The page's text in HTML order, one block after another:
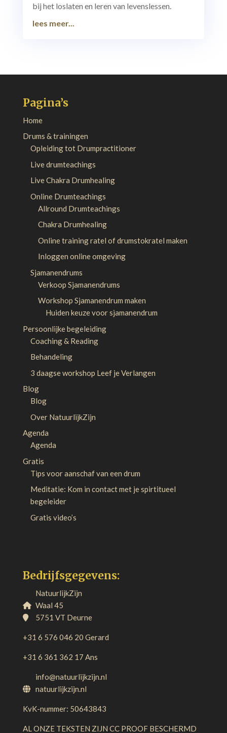
bij het loslaten en leren van levenslessen.
lees meer...
Pagina’s
Home
Drums & trainingen
Opleiding tot Drumpractitioner
Live drumteachings
Live Chakra Drumhealing
Online Drumteachings
Allround Drumteachings
Chakra Drumhealing
Online training ratel of drumstokratel maken
Inloggen online omgeving
Sjamanendrums
Verkoop Sjamanendrums
Workshop Sjamanendrum maken
Huiden keuze voor sjamanendrum
Persoonlijke begeleiding
Coaching & Reading
Behandeling
3 daagse workshop Leef je Verlangen
Blog
Blog
Over NatuurlijkZijn
Agenda
Agenda
Gratis
Tips voor aanschaf van een drum
Meditatie: Kom in contact met je spirtitueel
begeleider
Gratis video’s
Bedrijfsgegevens:
NatuurlijkZijn
Waal 45
5751 VT Deurne
+31 6 576 046 20 Gerard
+31 6 361 362 17 Ans
info@natuurlijkzijn.nl
natuurlijkzijn.nl
KvK-nummer: 50643843
AL ONZE TEKSTEN ZIJN CC PROOF BESCHERMD